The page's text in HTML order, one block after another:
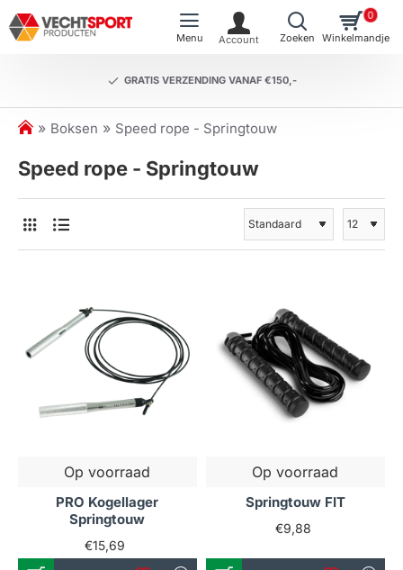
GRATIS VERZENDING VANAF €150,-
0
h
m
Boksen Speed rope - Springtouw
Speed rope - Springtouw
Op voorraad
PRO Kogellager
Springtouw
€15,69
Op voorraad
Springtouw FIT
€9,88